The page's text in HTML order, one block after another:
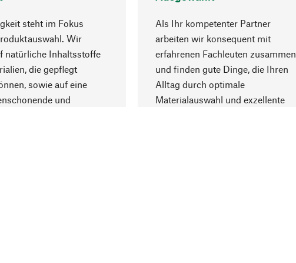
steht im Fokus
Wir
natürliche Inhaltsstoffe
die gepflegt
sowie auf eine
und
Als Ihr kompetenter Partner
arbeiten wir konsequent mit
erfahrenen Fachleuten zusammen
und finden gute Dinge, die Ihren
Alltag durch optimale
Materialauswahl und exzellente